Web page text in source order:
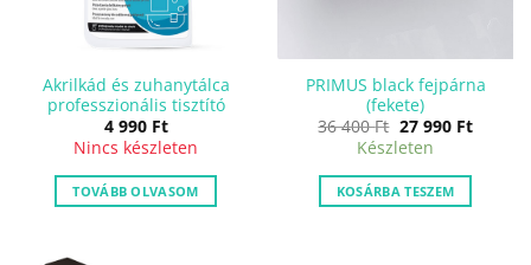
Akrilkád és zuhanytálca
professzionális tisztító
4 990 Ft
Nincs készleten
TOVÁBB OLVASOM
PRIMUS black fejpárna
(fekete)
36 400Ft Original
price
was:
36
400 Ft.
27 990 Ft
price
27
Készleten
KOSÁRBA TESZEM